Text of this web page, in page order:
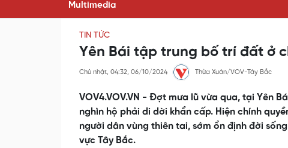
Multimedia
TIN TỨC
Yên Bái tập trung bố trí đất ở
Chủ nhật, 04:32, 06/10/2024 Thừa Xuân/VOV-Tây Bắc
VOV4.VOV.VN - Đợt mưa lũ vừa qua, tại Yên
nghìn hộ phải di dời khẩn cấp. Hiện chính
người dân vùng thiên tai, sớm ổn định đời
vực Tây Bắc.